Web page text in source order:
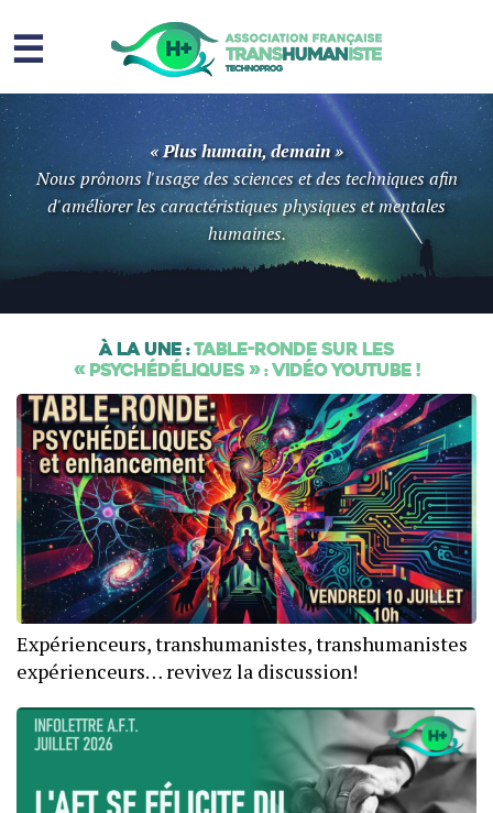
☰
Homme augmenté
Immortalité ?
Question sociale
Risques
Contact
« Plus humain, demain »
Nous prônons l'usage des sciences et des techniques afin
d'améliorer les caractéristiques physiques et mentales
humaines.
À la Une :Table-ronde sur les
« psychédéliques » : vidéo YouTube !
Expérienceurs, transhumanistes, transhumanistes
expérienceurs… revivez la discussion!